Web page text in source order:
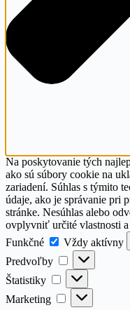
Na poskytovanie tých
ako sú súbory cookie na
zariadení. Súhlas s týmito
údaje, ako je správanie pri
stránke. Nesúhlas alebo
ovplyvniť určité vlastnosti
Funkčné
Funkčné
Vždy aktívny
Predvoľby
Predvoľby
Štatistiky Štatistiky
Marketing Marketing